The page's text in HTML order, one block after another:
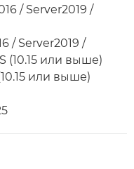
/ Server2019 /
/ Server2019 /
(10.15 или выше)
или выше)